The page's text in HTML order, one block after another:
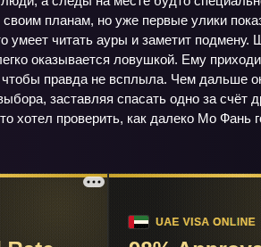
планам, но уже первые улики
умеет читать ауры и заметит
оказывается ловушкой. Ему
правда не всплыла. Чем дальше
заставляя спасать одно за счёт
проверить, как далеко Мо Фань